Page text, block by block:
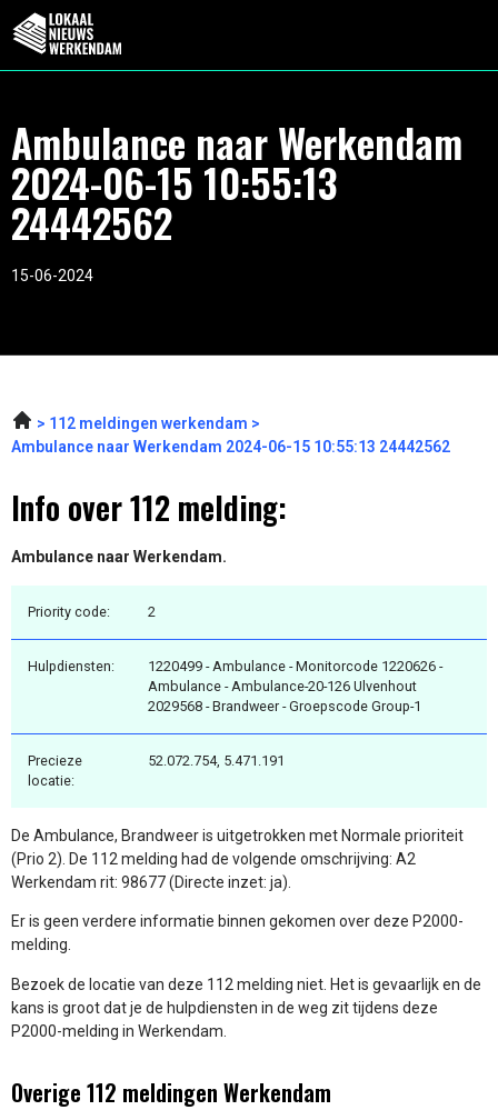
Ambulance naar Werkendam
2024-06-15 10:55:13
24442562
15-06-2024
112 meldingen werkendam
Ambulance naar Werkendam 2024-06-15 10:55:13 24442562
Info over 112 melding:
Ambulance naar Werkendam.
Priority code: 2
Hulpdiensten:
1220499 - Ambulance - Monitorcode 1220626 -
Ambulance - Ambulance-20-126 Ulvenhout
2029568 - Brandweer - Groepscode Group-1
Precieze
locatie:
52.072.754, 5.471.191
De Ambulance, Brandweer is uitgetrokken met Normale prioriteit
(Prio 2). De 112 melding had de volgende omschrijving: A2
Werkendam rit: 98677 (Directe inzet: ja).
Er is geen verdere informatie binnen gekomen over deze P2000-
melding.
Bezoek de locatie van deze 112 melding niet. Het is gevaarlijk en de
kans is groot dat je de hulpdiensten in de weg zit tijdens deze
P2000-melding in Werkendam.
Overige 112 meldingen Werkendam